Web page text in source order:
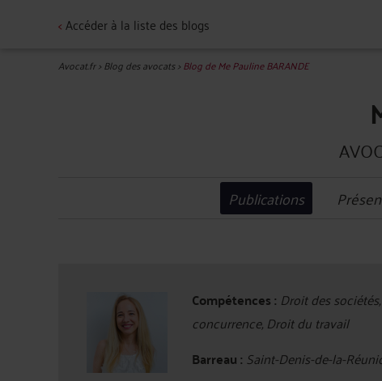
<Accéder à la liste des blogs
Avocat.fr>Blog des avocats>Blog de Me Pauline BARANDE
Publications
Compétences : Droit des
concurrence, Droit du travail
Barreau : Saint-Denis-de-la-